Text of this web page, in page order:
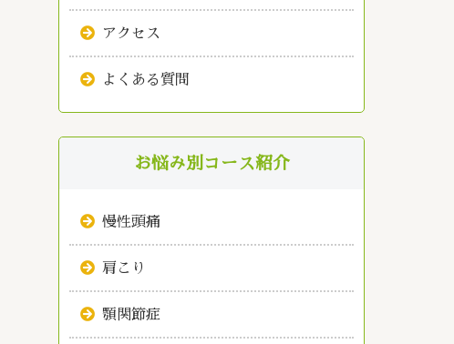
アクセス
よくある質問
お悩み別コース紹介
慢性頭痛
肩こり
顎関節症